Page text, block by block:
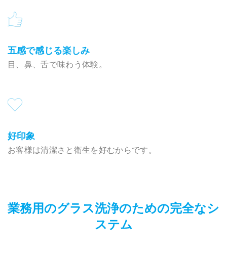
五感で感じる楽しみ
目、鼻、舌で味わう体験。
好印象
お客様は清潔さと衛生を好むからです。
業務用のグラス洗浄のための完全なシ
ステム